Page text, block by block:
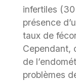
infertiles
présence
taux de
Cependant,
de
problèmes